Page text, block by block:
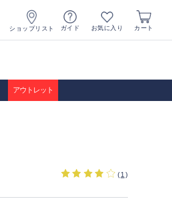
ショップリスト ガイド お気に入り カート
アウトレット
(1 )